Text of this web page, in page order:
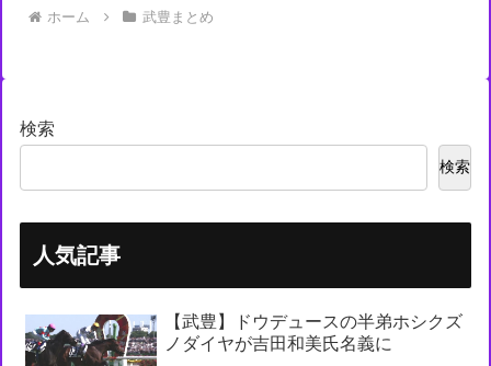
ホーム 武豊まとめ
検索
検索
人気記事
【武豊】ドウデュースの半弟ホシクズ
ノダイヤが吉田和美氏名義に